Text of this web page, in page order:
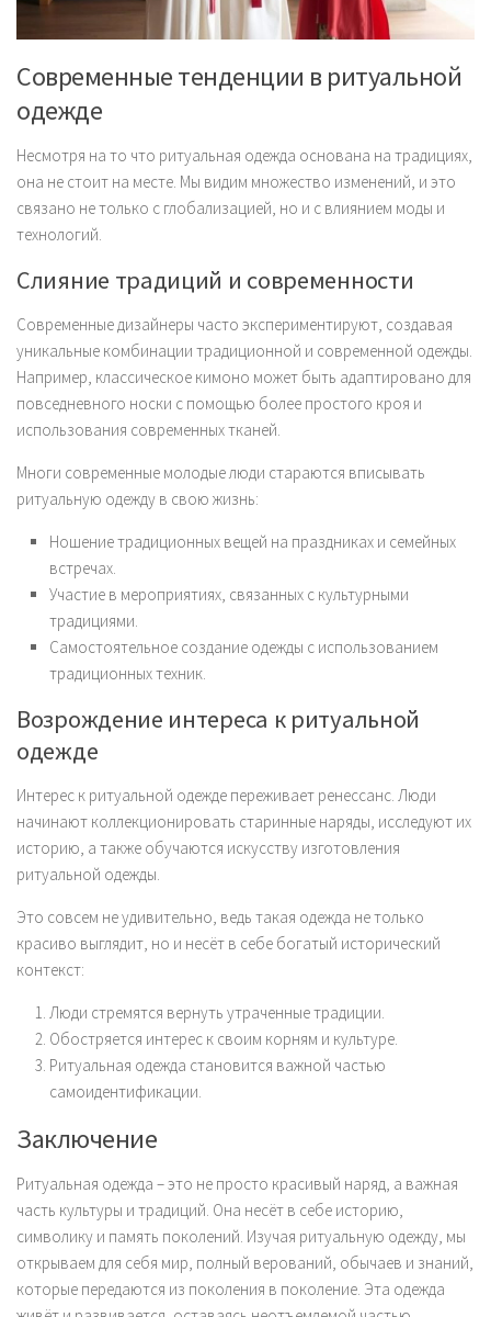
Современные тенденции в ритуальной
одежде
Несмотря на то что ритуальная одежда основана на традициях,
она не стоит на месте. Мы видим множество изменений, и это
связано не только с глобализацией, но и с влиянием моды и
технологий.
Слияние традиций и современности
Современные дизайнеры часто экспериментируют, создавая
уникальные комбинации традиционной и современной одежды.
Например, классическое кимоно может быть адаптировано для
повседневного носки с помощью более простого кроя и
использования современных тканей.
Многи современные молодые люди стараются вписывать
ритуальную одежду в свою жизнь:
Ношение традиционных вещей на праздниках и семейных
встречах.
Участие в мероприятиях, связанных с культурными
традициями.
Самостоятельное создание одежды с использованием
традиционных техник.
Возрождение интереса к ритуальной
одежде
Интерес к ритуальной одежде переживает ренессанс. Люди
начинают коллекционировать старинные наряды, исследуют их
историю, а также обучаются искусству изготовления
ритуальной одежды.
Это совсем не удивительно, ведь такая одежда не только
красиво выглядит, но и несёт в себе богатый исторический
контекст:
Люди стремятся вернуть утраченные традиции.
Обостряется интерес к своим корням и культуре.
Ритуальная одежда становится важной частью
самоидентификации.
Заключение
Ритуальная одежда – это не просто красивый наряд, а важная
часть культуры и традиций. Она несёт в себе историю,
символику и память поколений. Изучая ритуальную одежду, мы
открываем для себя мир, полный верований, обычаев и знаний,
которые передаются из поколения в поколение. Эта одежда